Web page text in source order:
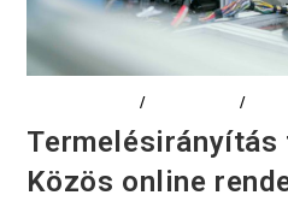
/ /
Közös online